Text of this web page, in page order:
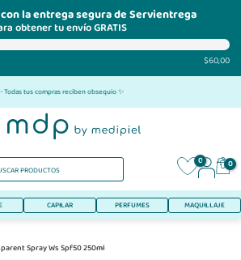
la entrega segura de Servientrega
obtener tu envío GRATIS
$60,00
Todas tus compras reciben obsequio ✨
0 0
CAPILAR PERFUMES MAQUILLAJE
Spray Ws Spf50 250ml